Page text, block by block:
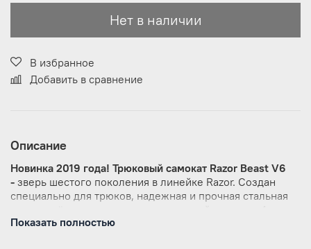
Нет в наличии
В избранное
Добавить в сравнение
Описание
Новинка 2019 года! Трюковый самокат Razor Beast V6
- зверь шестого поколения в линейке Razor. Создан
специально для трюков, надежная и прочная стальная
болтах, полиуретановые литые колёса на пластиковом
Показать полностью